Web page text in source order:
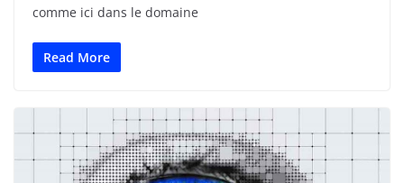
comme ici dans le domaine
Read More